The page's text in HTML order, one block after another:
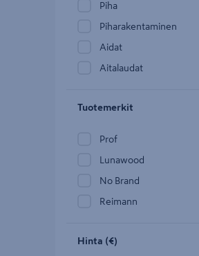
Piha
Piharakentaminen
Aidat
Aitalaudat
Tuotemerkit
Prof
Lunawood
No Brand
Reimann
Hinta (€)